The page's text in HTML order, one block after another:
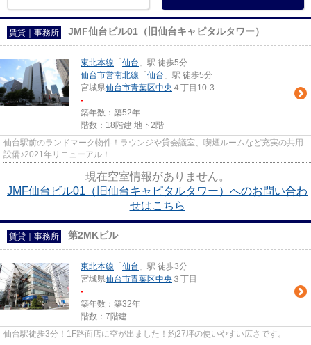
賃貸｜事務所 JMF仙台ビル01（旧仙台キャピタルタワー）
東北本線 「 仙台 」駅 徒歩5分
仙台市営南北線 「 仙台 」駅 徒歩5分
宮城県仙台市青葉区中央 ４丁目10-3
-
築年数：築52年
階数：18階建 地下2階
仙台駅前のランドマーク物件！ラウンジや貸会議室、喫煙ルームなど充実の共用
設備♪2021年リニューアル！
現在空室情報がありません。
JMF仙台ビル01（旧仙台キャピタルタワー）へのお問い合わ
せはこちら
賃貸｜事務所 第2MKビル
東北本線 「 仙台 」駅 徒歩3分
宮城県仙台市青葉区中央 ３丁目
-
築年数：築32年
階数：7階建
仙台駅徒歩3分！1F路面店に空が出ました！約27坪の使いやすい広さです。